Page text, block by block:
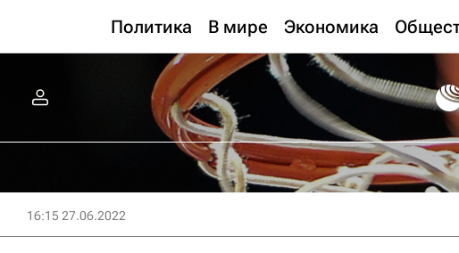
Политика В мире Экономика
16:15 27.06.2022